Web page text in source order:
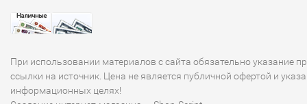
При использовании материалов с сайта обязательно указание
ссылки на источник. Цена не является публичной офертой и
информационных целях!